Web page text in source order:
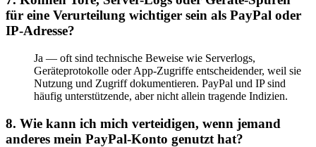
für eine Verurteilung wichtiger sein als PayPal oder
IP-Adresse?
Ja — oft sind technische Beweise wie Serverlogs,
Geräteprotokolle oder App-Zugriffe entscheidender, weil sie
Nutzung und Zugriff dokumentieren. PayPal und IP sind
häufig unterstützende, aber nicht allein tragende Indizien.
8. Wie kann ich mich verteidigen, wenn jemand
anderes mein PayPal-Konto genutzt hat?